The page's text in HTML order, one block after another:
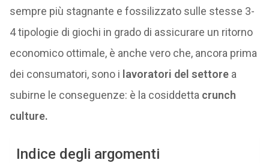
sempre più stagnante e fossilizzato sulle stesse 3-
4 tipologie di giochi in grado di assicurare un ritorno
economico ottimale, è anche vero che, ancora prima
dei consumatori, sono i lavoratori del settorea
subirne le conseguenze: è la cosiddetta crunch
culture.
Indice degli argomenti